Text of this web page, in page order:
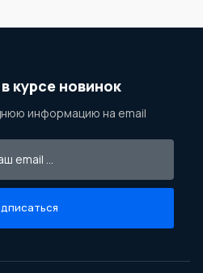
курсе новинок
информацию на email